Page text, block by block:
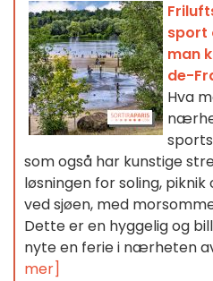
sport
man
de-
Hva
som også har kunstige
løsningen for soling,
ved sjøen, med
Dette er en hyggelig og
nyte en ferie i nærheten
mer]